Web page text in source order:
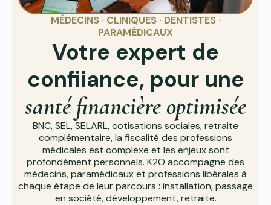
MÉDECINS · CLINIQUES · DENTISTES ·
PARAMÉDICAUX
Votre expert de
confiance, pour une
santé financière optimisée
BNC, SEL, SELARL, cotisations sociales, retraite
complémentaire, la fiscalité des professions
médicales est complexe et les enjeux sont
profondément personnels. K2O accompagne des
médecins, paramédicaux et professions libérales à
chaque étape de leur parcours : installation, passage
en société, développement, retraite.